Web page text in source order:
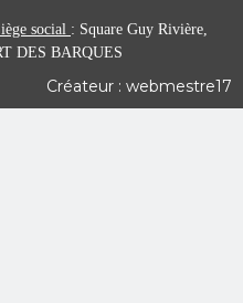
social : Square Guy Rivière,
DES BARQUES
Créateur : webmestre17